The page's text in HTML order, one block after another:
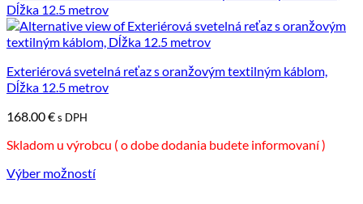
produkt
má
viacero
variantov.
Možnosti
si
vybrať
stránke
Exteriérová svetelná reťaz s oranžovým textilným káblom,
Dĺžka 12.5 metrov
168.00€s DPH
Skladom u výrobcu ( o dobe dodania budete informovaní )
Výber možností